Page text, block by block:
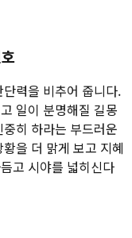
력을 비추어 줍니다.
일이 분명해질 길몽
히 하라는 부드러운
을 더 맑게 보고 지혜
고 시야를 넓히신다